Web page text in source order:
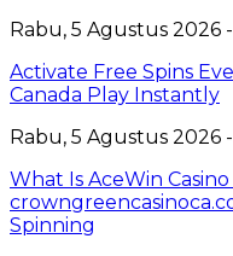
Rabu, 5 Agustus 2026
Activate Free Spins
Canada Play Instantly
Rabu, 5 Agustus 2026
What Is AceWin
Spinning